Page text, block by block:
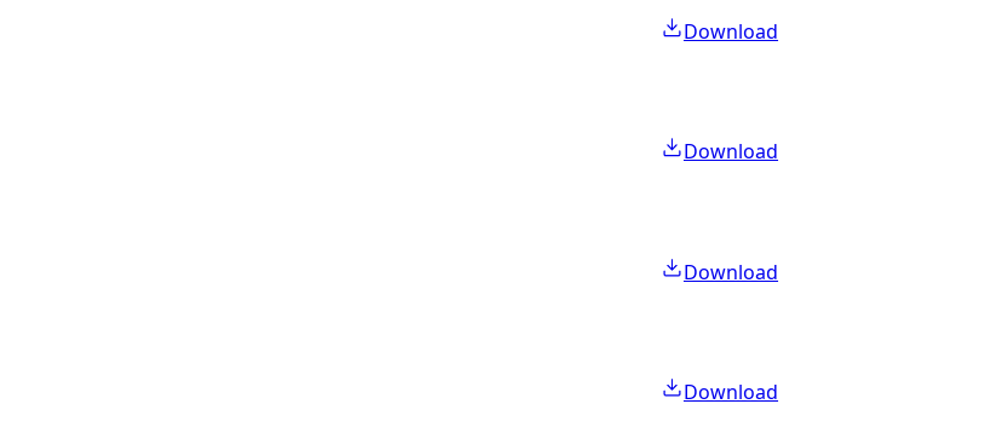
Download
Download
Download
Download